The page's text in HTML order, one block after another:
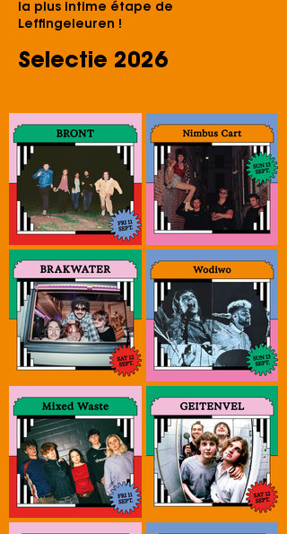
la plus intime étape de
Leffingeleuren !
Selectie 2026